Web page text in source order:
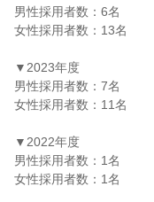
男性採用者数：6名
女性採用者数：13名
▼2023年度
男性採用者数：7名
女性採用者数：11名
▼2022年度
男性採用者数：1名
女性採用者数：1名